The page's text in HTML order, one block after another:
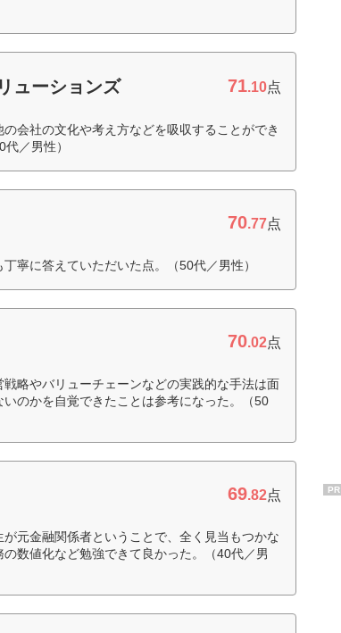
ューションズ 71.10点
会社の文化や考え方などを吸収することができ
／男性）
70.77点
寧に答えていただいた点。（50代／男性）
70.02点
略やバリューチェーンなどの実践的な手法は面
のかを自覚できたことは参考になった。（50
69.82点
元金融関係者ということで、全く見当もつかな
数値化など勉強できて良かった。（40代／男
PR